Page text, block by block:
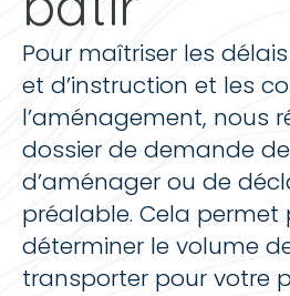
Pour maîtriser les
et d’instruction et les
l’aménagement, nous
dossier de demande
d’aménager ou de
préalable. Cela permet
déterminer le volume
transporter pour votre